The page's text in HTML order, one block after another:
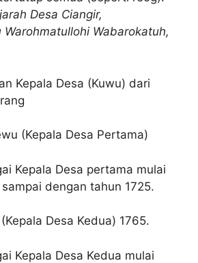
Desa Ciangir,
Wabarokatuh,
Kepala Desa (Kuwu) dari
(Kepala Desa Pertama)
Kepala Desa pertama mulai
dengan tahun 1725.
Desa Kedua) 1765.
Kepala Desa Kedua mulai